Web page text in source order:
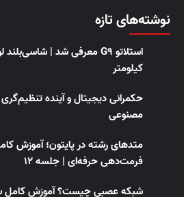
نوشته‌های تازه
کیلومتر
حکمرانی دیجیتال و آینده
مصنوعی
فرمت‌دهی حرفه‌ای | جلسه ۱۲